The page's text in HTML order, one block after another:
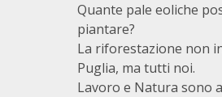
Quante pale eoliche
piantare?
La riforestazione non
Puglia, ma tutti noi.
Lavoro e Natura sono